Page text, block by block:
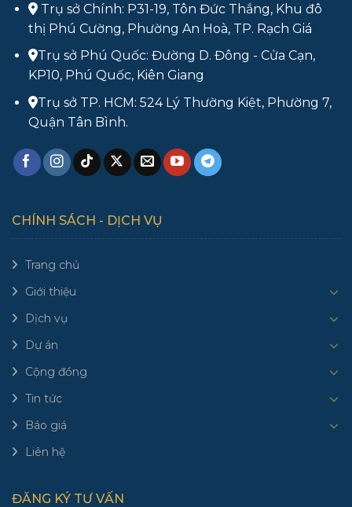
Trụ sở Chính: P31-19, Tôn Đức Thắng, Khu đô
thị Phú Cường, Phường An Hoà, TP. Rạch Giá
Trụ sở Phú Quốc: Đường D. Đông - Cửa Cạn,
KP10, Phú Quốc, Kiên Giang
Trụ sở TP. HCM: 524 Lý Thường Kiệt, Phường 7,
Quận Tân Bình.
CHÍNH SÁCH - DỊCH VỤ
Trang chủ
Giới thiệu
Dịch vụ
Dự án
Cộng đồng
Tin tức
Báo giá
Liên hệ
ĐĂNG KÝ TƯ VẤN